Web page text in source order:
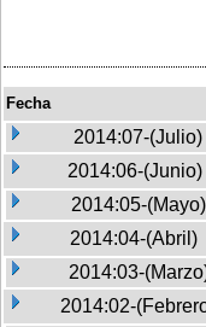
Fecha
2014:07-(Julio)
2014:06-(Junio)
2014:05-(Mayo)
2014:04-(Abril)
2014:03-
2014:02-